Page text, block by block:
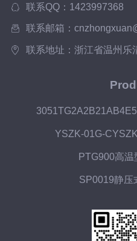
联系QQ：1423997368
联系邮箱：
联系地址：浙江省温州乐
YSZK-01G-
PTG900高
SP0019静压